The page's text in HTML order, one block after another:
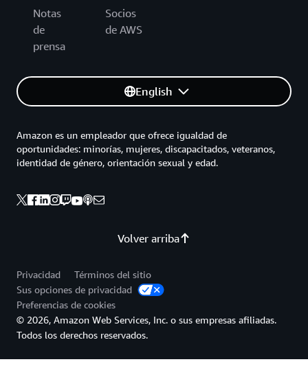
Notas
de
prensa
Socios
de AWS
English
Volver arriba
Amazon es un empleador que ofrece igualdad de
oportunidades: minorías, mujeres, discapacitados, veteranos,
identidad de género, orientación sexual y edad.
Privacidad
Términos del sitio
Sus opciones de privacidad
Preferencias de cookies
© 2026, Amazon Web Services, Inc. o sus empresas afiliadas.
Todos los derechos reservados.